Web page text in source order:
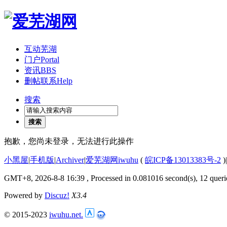
互动芜湖
门户Portal
资讯BBS
删帖联系Help
搜索
搜索
抱歉，您尚未登录，无法进行此操作
小黑屋|手机版|Archiver|爱芜湖网iwuhu ( 皖ICP备13013383号-2 )|
GMT+8, 2026-8-8 16:39 , Processed in 0.081016 second(s), 12
Powered by Discuz! X3.4
© 2015-2023 iwuhu.net.